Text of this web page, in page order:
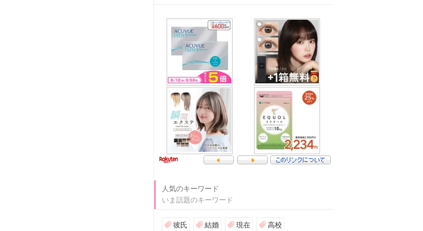
人気のキーワード
いま話題のキーワード
彼氏 結婚 現在 高校